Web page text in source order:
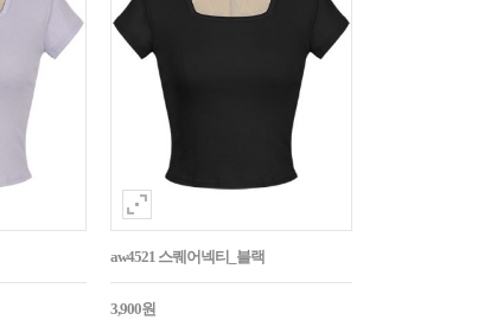
aw4521 스퀘어넥티_블랙
3,900원